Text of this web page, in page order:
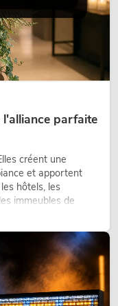
parfaite
créent une
et apportent
hôtels, les
immeubles de
végétalisation de